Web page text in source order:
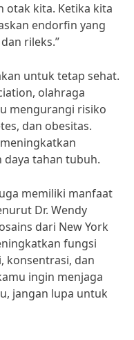
otak kita. Ketika kita
endorfin yang
rileks.”
untuk tetap sehat.
olahraga
mengurangi risiko
dan obesitas.
tahan tubuh.
memiliki manfaat
Dr. Wendy
dari New York
fungsi
konsentrasi, dan
ingin menjaga
jangan lupa untuk